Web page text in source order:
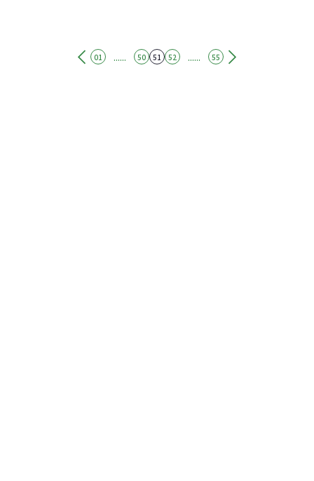
見，檸檬瓦斯在受訪時也坦承：「沒什麼新技術。」不
01 ...... 50 51 52 ...... 55